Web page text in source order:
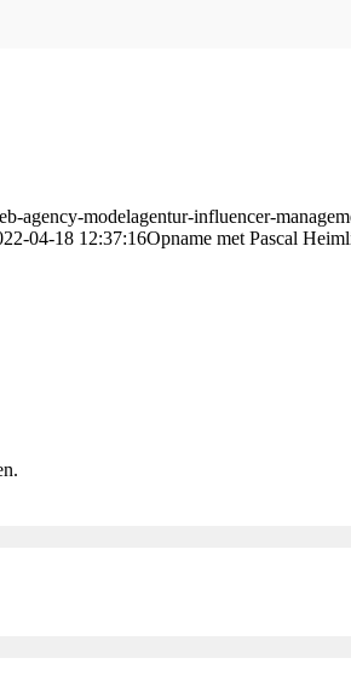
agency-modelagentur-influencer-
04-18 12:37:16Opname met Pascal